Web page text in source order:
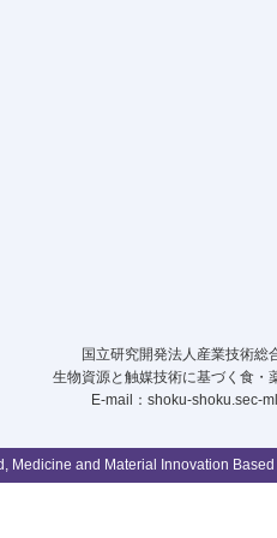
国立研究開発法人産業技術
生物資源と触媒技術に基づく食・
E-mail：shoku-shoku.sec-
Medicine and Material Innovation